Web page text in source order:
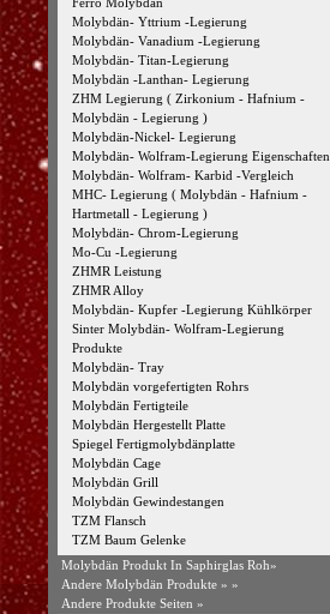
Molybdän- Yttrium -Legierung
Molybdän- Vanadium -Legierung
Molybdän- Titan-Legierung
Molybdän -Lanthan- Legierung
ZHM Legierung ( Zirkonium - Hafnium -
Molybdän - Legierung )
Molybdän-Nickel- Legierung
Molybdän- Wolfram-Legierung Eigenschaften
Molybdän- Wolfram- Karbid -Vergleich
MHC- Legierung ( Molybdän - Hafnium -
Hartmetall - Legierung )
Molybdän- Chrom-Legierung
Mo-Cu -Legierung
ZHMR Leistung
ZHMR Alloy
Molybdän- Kupfer -Legierung Kühlkörper
Sinter Molybdän- Wolfram-Legierung
Produkte
Molybdän- Tray
Molybdän vorgefertigten Rohrs
Molybdän Fertigteile
Molybdän Hergestellt Platte
Spiegel Fertigmolybdänplatte
Molybdän Cage
Molybdän Grill
Molybdän Gewindestangen
TZM Flansch
TZM Baum Gelenke
Molybdän Produkt In Saphirglas Roh»
Andere Molybdän Produkte » »
Andere Produkte Seiten »